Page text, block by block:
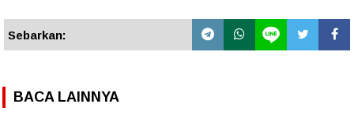
Sebarkan:
BACA LAINNYA